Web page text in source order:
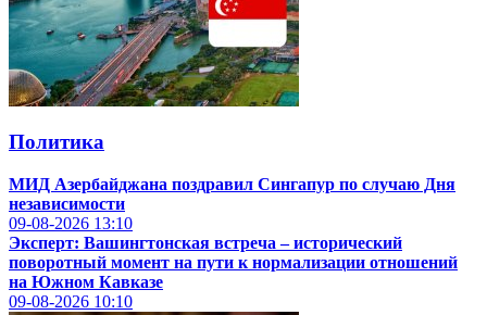
Политика
МИД Азербайджана поздравил Сингапур по случаю Дня
независимости
09-08-2026 13:10
Эксперт: Вашингтонская встреча – исторический
поворотный момент на пути к нормализации отношений
на Южном Кавказе
09-08-2026 10:10